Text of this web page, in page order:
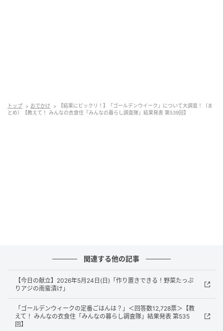
・1位 しない 47%
・2位 まだわからない 19%
・3位 する 18%
トップ おでかけ
【結果にビックリ！】「ゴールデンウイーク」について大調査！（ま
とめ）【教えて！ みんなの衣食住「みんなの暮らし調査隊」結果発表 第539回】
関連する他の記事
【今日の献立】2026年5月24日(日)「作り置きできる！野菜たっぷ
りアジの南蛮漬け」
「ゴールデンウィークの定番ごはんは？」＜回答数12,728票＞【教
えて！ みんなの衣食住「みんなの暮らし調査隊」結果発表 第535
回】